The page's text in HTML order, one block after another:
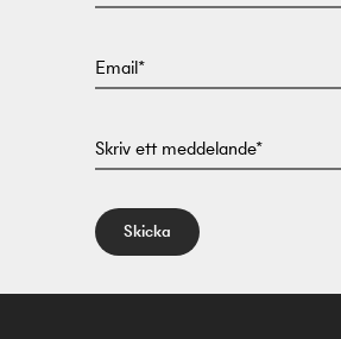
Email*
Skriv ett meddelande*
Skicka